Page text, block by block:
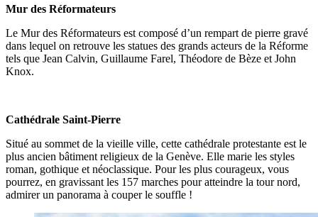
Mur des Réformateurs
Le Mur des Réformateurs est composé d’un rempart de pierre gravé
dans lequel on retrouve les statues des grands acteurs de la Réforme
tels que Jean Calvin, Guillaume Farel, Théodore de Bèze et John
Knox.
Cathédrale Saint-Pierre
Situé au sommet de la vieille ville, cette cathédrale protestante est le
plus ancien bâtiment religieux de la Genève. Elle marie les styles
roman, gothique et néoclassique. Pour les plus courageux, vous
pourrez, en gravissant les 157 marches pour atteindre la tour nord,
admirer un panorama à couper le souffle !